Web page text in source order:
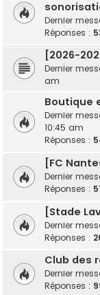
Dernier
Réponses :
[2026-
Dernier
am
Boutique
Dernier
10:45 am
Réponses :
[FC
Dernier
Réponses :
[Stade
Dernier
Réponses :
Club des
Dernier
Réponses :